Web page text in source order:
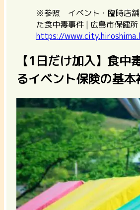
※参照 イベント・臨時店舗
た食中毒事件 | 広島市保健
https://
【1日だけ加入】食中
るイベント保険の基本